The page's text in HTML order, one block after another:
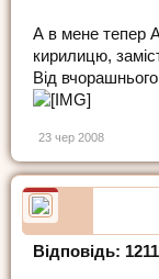
А в мене тепер
кирилицю,
Від
23 чер 2008
Відповідь: